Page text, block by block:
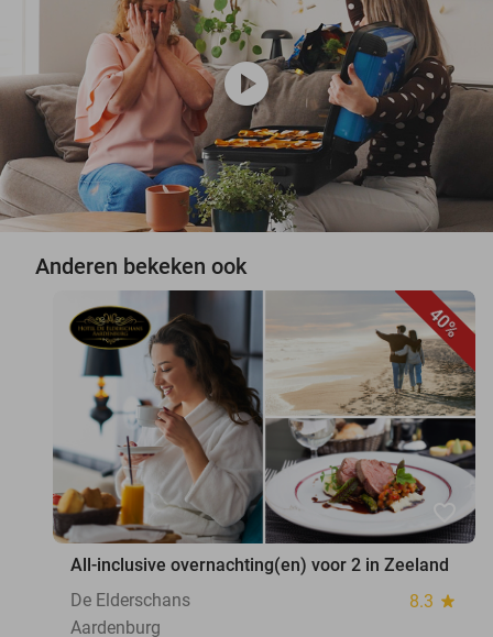
play_circle
Anderen bekeken ook
40%
favorite_border
All-inclusive overnachting(en) voor 2 in Zeeland
De Elderschans
8.3 star
Aardenburg